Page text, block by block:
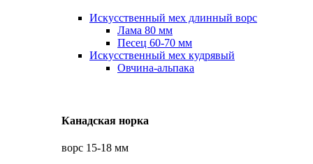
Искусственный мех длинный ворс
Лама 80 мм
Песец 60-70 мм
Искусственный мех кудрявый
Овчина-альпака
Канадская норка
ворс 15-18 мм